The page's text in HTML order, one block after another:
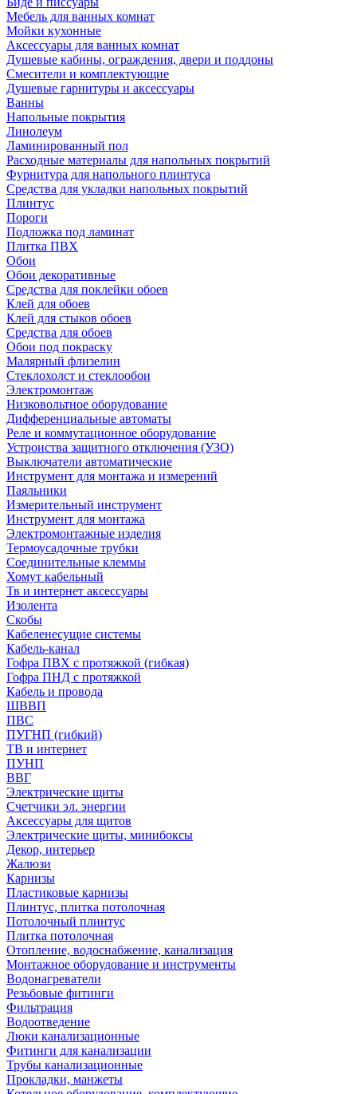
Мебель для ванных комнат
Мойки кухонные
Аксессуары для ванных комнат
Душевые кабины, ограждения, двери и поддоны
Смесители и комплектующие
Душевые гарнитуры и аксессуары
Ванны
Напольные покрытия
Линолеум
Ламинированный пол
Расходные материалы для напольных покрытий
Фурнитура для напольного плинтуса
Средства для укладки напольных покрытий
Плинтус
Пороги
Подложка под ламинат
Плитка ПВХ
Обои
Обои декоративные
Средства для поклейки обоев
Клей для обоев
Клей для стыков обоев
Средства для обоев
Обои под покраску
Малярный флизелин
Стеклохолст и стеклообои
Электромонтаж
Низковольтное оборудование
Дифференциальные автоматы
Реле и коммутационное оборудование
Устроиства защитного отключения (УЗО)
Выключатели автоматические
Инструмент для монтажа и измерений
Паяльники
Измерительный инструмент
Инструмент для монтажа
Электромонтажные изделия
Термоусадочные трубки
Соединительные клеммы
Хомут кабельный
Тв и интернет аксессуары
Изолента
Скобы
Кабеленесущие системы
Кабель-канал
Гофра ПВХ с протяжкой (гибкая)
Гофра ПНД с протяжкой
Кабель и провода
ШВВП
ПВС
ПУГНП (гибкий)
ТВ и интернет
ПУНП
ВВГ
Электрические щиты
Счетчики эл. энергии
Аксессуары для щитов
Электрические щиты, минибоксы
Декор, интерьер
Жалюзи
Карнизы
Пластиковые карнизы
Плинтус, плитка потолочная
Потолочный плинтус
Плитка потолочная
Отопление, водоснабжение, канализация
Монтажное оборудование и инструменты
Водонагреватели
Резьбовые фитинги
Фильтрация
Водоотведение
Люки канализационные
Фитинги для канализации
Трубы канализационные
Прокладки, манжеты